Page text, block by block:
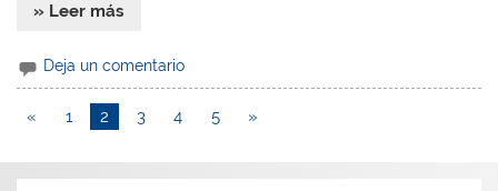
» Leer más
Deja un comentario
« 1 2 3 4 5 »